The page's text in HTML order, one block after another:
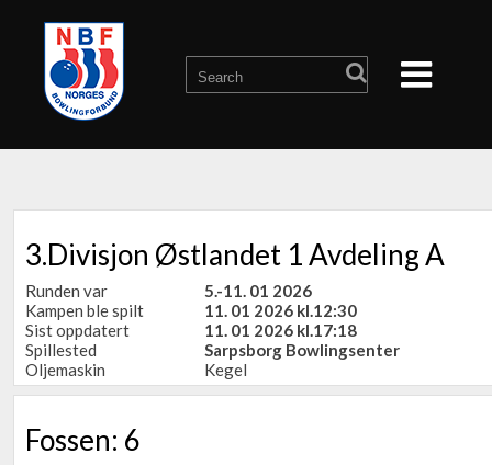
3.Divisjon Østlandet 1 Avdeling A
Runden var
5.-11. 01 2026
Kampen ble spilt
11. 01 2026 kl.12:30
Sist oppdatert
11. 01 2026 kl.17:18
Spillested
Sarpsborg Bowlingsenter
Oljemaskin
Kegel
Fossen: 6